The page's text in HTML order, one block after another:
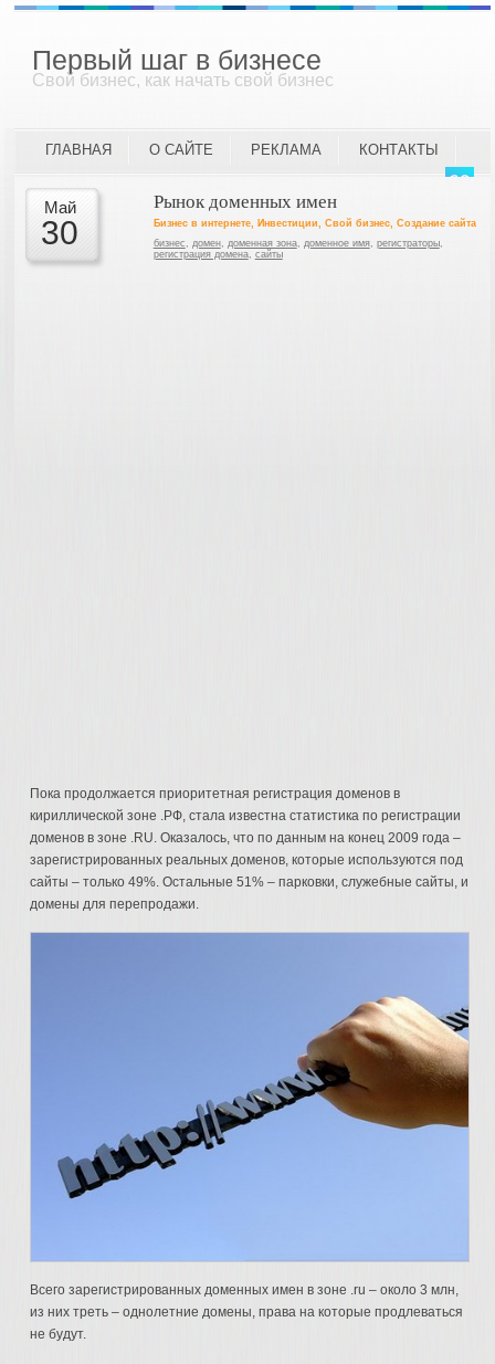
Первый шаг в бизнесе
Свой бизнес, как начать свой бизнес
ГЛАВНАЯ О САЙТЕ РЕКЛАМА КОНТАКТЫ
Май
30
Рынок доменных имен
Бизнес в интернете, Инвестиции, Свой бизнес, Создание сайта
бизнес , домен, доменная зона, доменное имя, регистраторы,
регистрация домена, сайты
Пока продолжается приоритетная регистрация доменов в
кириллической зоне .РФ, стала известна статистика по регистрации
доменов в зоне .RU. Оказалось, что по данным на конец 2009 года –
зарегистрированных реальных доменов, которые используются под
сайты – только 49%. Остальные 51% – парковки, служебные сайты, и
домены для перепродажи.
Всего зарегистрированных доменных имен в зоне .ru – около 3 млн,
из них треть – однолетние домены, права на которые продлеваться
не будут.